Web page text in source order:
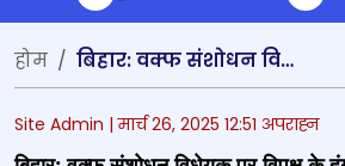
Transcript summary
प्ले ऑडियो
होम बिहार: वक्फ संशोधन विधेयक पर विपक्ष के हंगामे के बाद विधानसभा की कार्यवाही दोपहर 2 बजे तक स्थगित
Site Admin |मार्च 26, 2025 12:51 अपराह्न